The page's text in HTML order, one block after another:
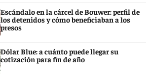
Escándalo en la cárcel de Bouwer: perfil de
los detenidos y cómo beneficiaban a los
presos
Dólar Blue: a cuánto puede llegar su
cotización para fin de año